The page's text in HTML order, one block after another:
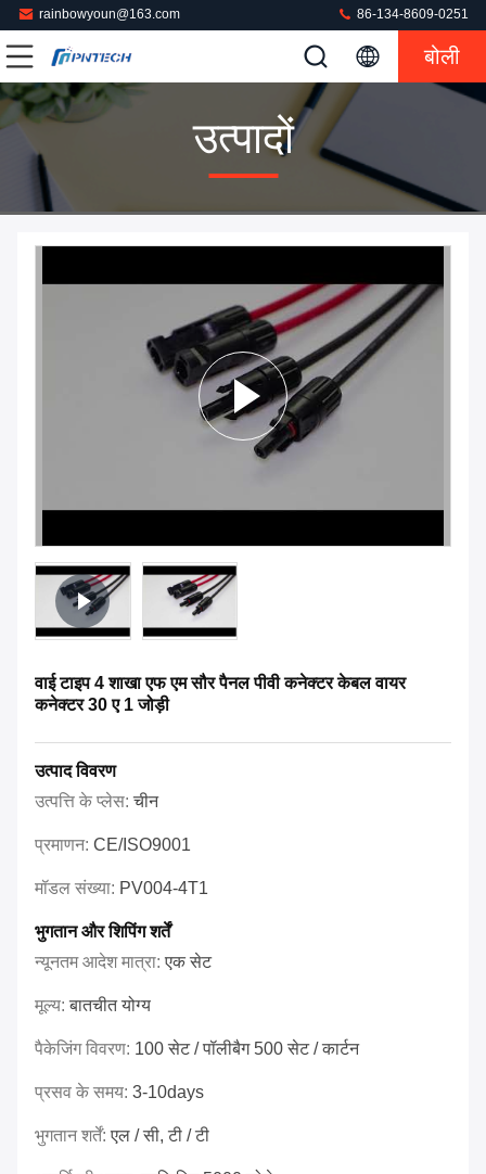
rainbowyoun@163.com 86-134-8609-0251
बोली
उत्पादों
वाई टाइप 4 शाखा एफ एम सौर पैनल पीवी कनेक्टर केबल वायर
कनेक्टर 30 ए 1 जोड़ी
उत्पाद विवरण
उत्पत्ति के प्लेस:चीन
प्रमाणन: CE/ISO9001
मॉडल संख्या: PV004-4T1
भुगतान और शिपिंग शर्तें
न्यूनतम आदेश मात्रा:एक सेट
मूल्य:बातचीत योग्य
पैकेजिंग विवरण: 100 सेट / पॉलीबैग 500 सेट / कार्टन
प्रसव के समय: 3-10days
भुगतान शर्तें:एल / सी, टी / टी